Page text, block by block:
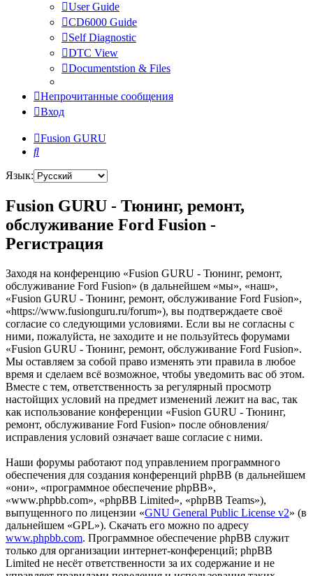
User Guide
CD6000 Guide
Self Diagnostic
DTC View
Documentstion & Files
Непрочитанные сообщения
Вход
Fusion GURU
Поиск
Язык:
Fusion GURU - Тюнинг, ремонт,
обслуживание Ford Fusion -
Регистрация
Заходя на конференцию «Fusion GURU - Тюнинг, ремонт,
обслуживание Ford Fusion» (в дальнейшем «мы», «наш»,
«Fusion GURU - Тюнинг, ремонт, обслуживание Ford Fusion»,
«https://www.fusionguru.ru/forum»), вы подтверждаете своё
согласие со следующими условиями. Если вы не согласны с
ними, пожалуйста, не заходите и не пользуйтесь форумами
«Fusion GURU - Тюнинг, ремонт, обслуживание Ford Fusion».
Мы оставляем за собой право изменять эти правила в любое
время и сделаем всё возможное, чтобы уведомить вас об этом.
Вместе с тем, ответственность за регулярный просмотр
настойщих условий на предмет изменений лежит на вас, так
как использование конференции «Fusion GURU - Тюнинг,
ремонт, обслуживание Ford Fusion» после обновления/
исправления условий означает ваше согласие с ними.
Наши форумы работают под управлением программного
обеспечения для создания конференций phpBB (в дальнейшем
«они», «программное обеспечение phpBB»,
«www.phpbb.com», «phpBB Limited», «phpBB Teams»),
выпущенного по лицензии «GNU General Public License v2» (в
дальнейшем «GPL»). Скачать его можно по адресу
www.phpbb.com. Программное обеспечение phpBB служит
только для организации интернет-конференций; phpBB
Limited не несёт ответственности за их содержание и не